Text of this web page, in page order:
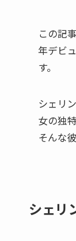
この記
年デビ
す。
シェリ
女の独
そんな
シェリ